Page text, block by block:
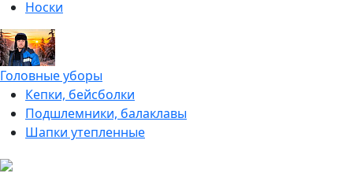
Носки
Головные уборы
Кепки, бейсболки
Подшлемники, балаклавы
Шапки утепленные